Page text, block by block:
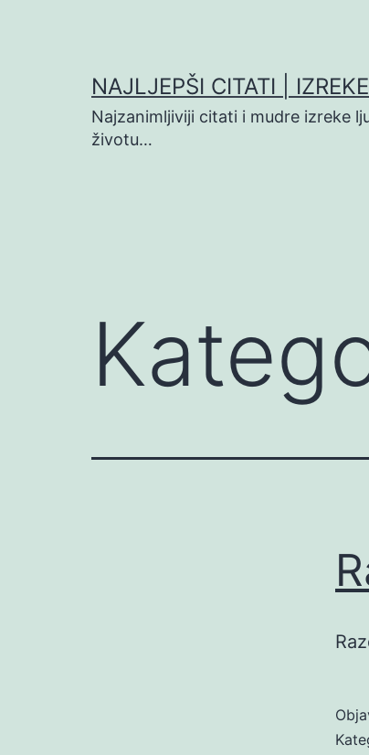
NAJLJEPŠI CITATI |
Najzanimljiviji citati i mudre izreke
životu…